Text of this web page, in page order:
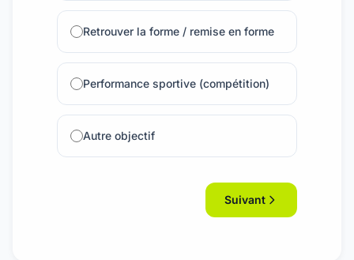
Retrouver la forme / remise en forme
Performance sportive (compétition)
Autre objectif
Suivant